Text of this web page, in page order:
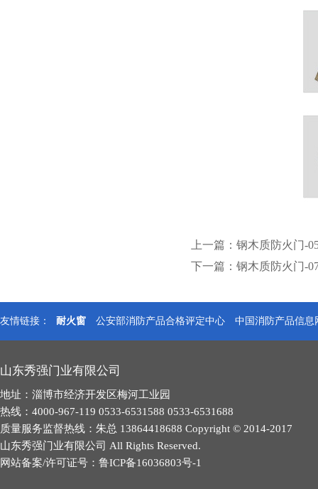
上一篇： 钢木质防火门-
下一篇： 钢木质防火门-
友情链接： 耐火窗 公安部消防产品合格评定中心 中国消防产品信息
山东秀强门业有限公司
地址：淄博市经济开发区梅河工业园
热线：4000-967-119 0533-6531588 0533-6531688
质量服务监督热线：朱总 13864418688 Copyright © 2014-2017
山东秀强门业有限公司 All Rights Reserved.
网站备案/许可证号： 鲁ICP备16036803号-1